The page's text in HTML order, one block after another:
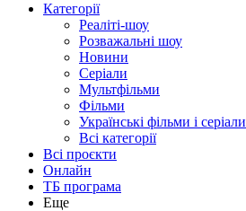
Категорії
Реаліті-шоу
Розважальні шоу
Новини
Серіали
Мультфільми
Фільми
Українські фільми і серіали
Всі категорії
Всі проєкти
Онлайн
ТБ програма
Еще